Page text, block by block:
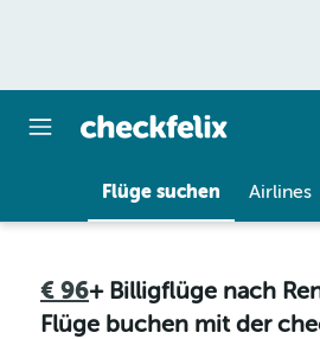
Flüge suchen Airlines
€ 96+ Billigflüge nach
Flüge buchen mit der